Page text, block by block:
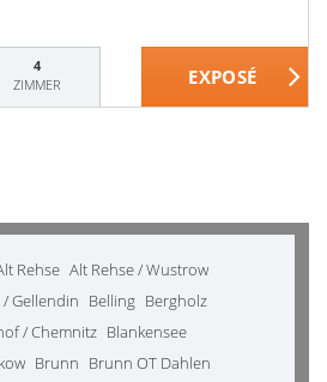
4
ZIMMER
Rehse Alt Rehse / Wustrow
Gellendin Belling Bergholz
/ Chemnitz Blankensee
Brunn Brunn OT Dahlen